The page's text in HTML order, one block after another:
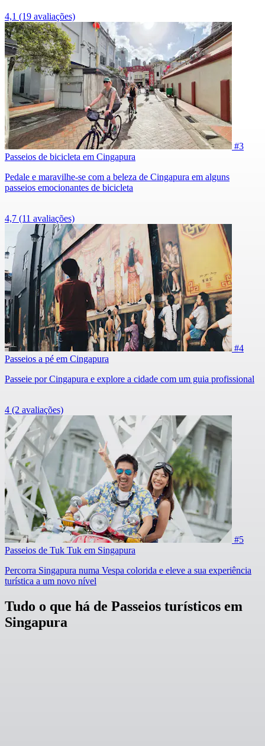
4,1 (19 avaliações)
#3
Passeios de bicicleta em Cingapura
Pedale e maravilhe-se com a beleza de Cingapura em alguns
passeios emocionantes de bicicleta
4,7 (11 avaliações)
#4
Passeios a pé em Cingapura
Passeie por Cingapura e explore a cidade com um guia profissional
4 (2 avaliações)
#5
Passeios de Tuk Tuk em Singapura
Percorra Singapura numa Vespa colorida e eleve a sua experiência
turística a um novo nível
Tudo o que há de Passeios turísticos em
Singapura